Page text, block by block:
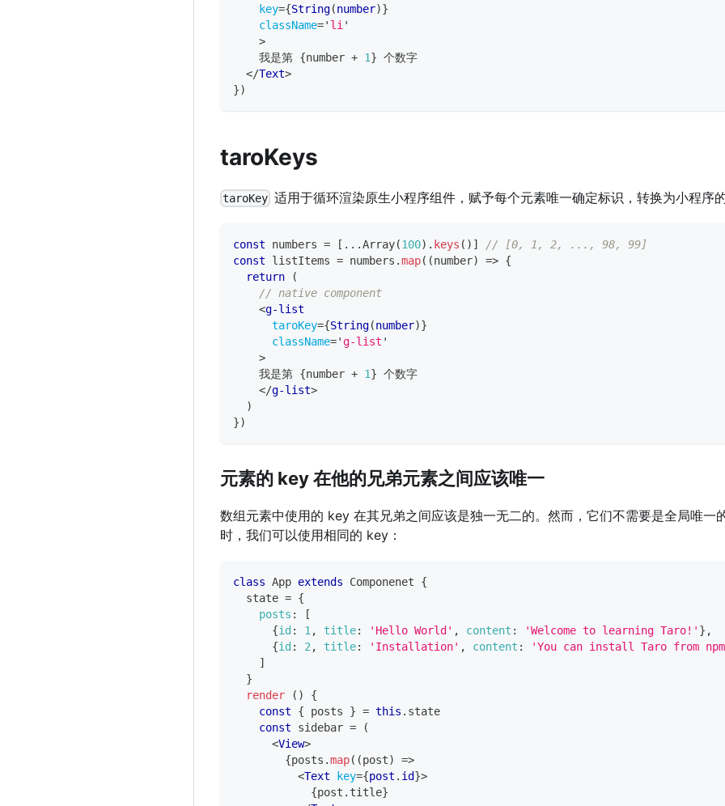
key={String(number)}
className=' li '
>
    我是第
{number + 1} 个数字
</Text>
})
taroKeys
taroKey 适用于循环渲染原生小程序组件，赋予每个元素唯一确定标识，转换为小程序
const numbers = [ ...Array(100) . keys ( ) ]
// [0, 1, 2, ..., 98, 99]
const listItems = numbers .map( (number) => {
return
(
// native component
<g-list
taroKey={String(number)}
className='g-list '
>
    我是第
{number + 1} 个数字
</g-list>
)
})
元素的 key 在他的兄弟元素之间应该唯一
数组元素中使用的 key 在其兄弟之间应该是独一无二的。然而，它们不需要是全局唯一
时，我们可以使用相同的 key：
class App extends Componenet
{
  state
= {
posts :
[
{id : 1 , title: 'Hello World' , content : 'Welcome to learning Taro!' } ,
{id : 2 , title: 'Installation' , content : 'You can install Taro from
]
}
render
( )
{
const
{ posts } = this . state
const sidebar =
(
<View>
{posts .map( (post)
=>
<Text key={post . id}>
{post . title}